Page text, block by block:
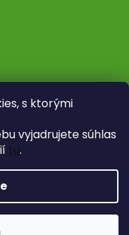
s ktorými
vyjadrujete súhlas
tu.
práva vyhradené.